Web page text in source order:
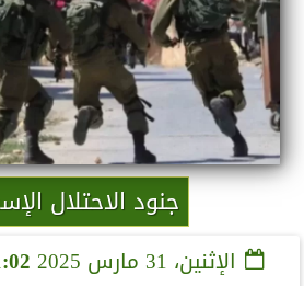
جنود الاحتلال
الإثنين، 31 مارس 2025